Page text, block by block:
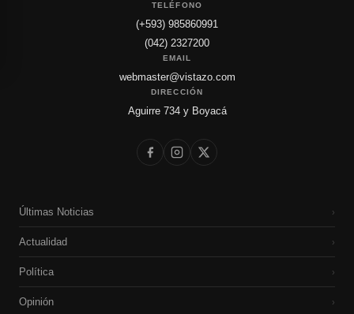
TELÉFONO
(+593) 985860991
(042) 2327200
EMAIL
webmaster@vistazo.com
DIRECCIÓN
Aguirre 734 y Boyacá
Últimas Noticias ›
Actualidad ›
Política ›
Opinión ›